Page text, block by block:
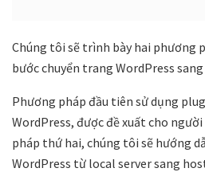
Chúng tôi sẽ trình bày hai phương
bước chuyển trang WordPress
Phương pháp đầu tiên sử dụng
WordPress, được đề xuất cho
pháp thứ hai, chúng tôi sẽ hướng
WordPress từ local server sang